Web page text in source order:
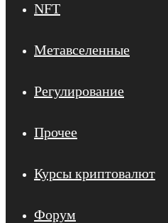
NFT
Метавселенные
Регулирование
Прочее
Курсы криптовалют
Форум